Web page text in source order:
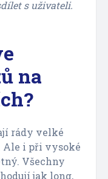
s uživateli.
na
rády velké
i při vysoké
Všechny
jak long,